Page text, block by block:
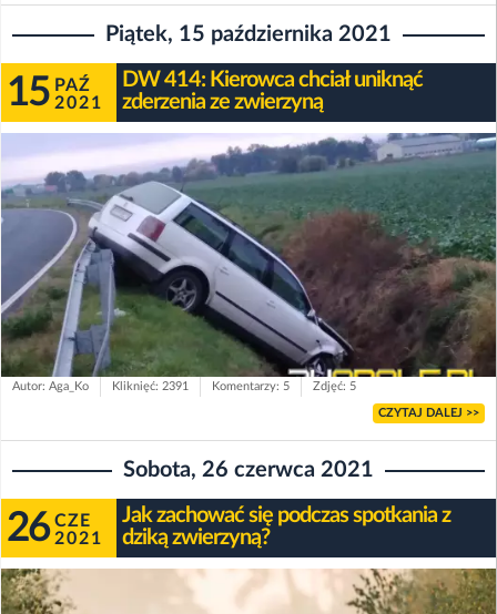
Piątek, 15 października 2021
15 PAŹ
2021
DW 414: Kierowca chciał uniknąć
zderzenia ze zwierzyną
Autor: Aga_Ko Kliknięć: 2391 Komentarzy: 5 Zdjęć: 5
CZYTAJ DALEJ >>
Sobota, 26 czerwca 2021
26 CZE
2021
Jak zachować się podczas spotkania z
dziką zwierzyną?